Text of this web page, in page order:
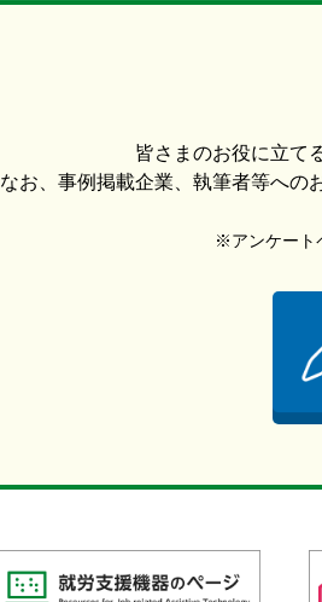
皆さまのお役に立て
なお、事例掲載企業、執筆者等への
※アンケート